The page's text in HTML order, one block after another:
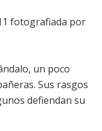
fotografiada por
un poco
Sus rasgos
defiendan su